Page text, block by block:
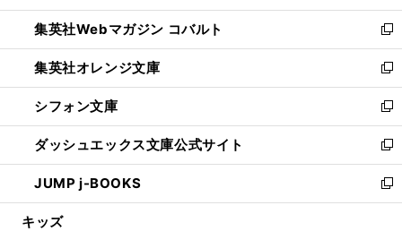
開
く
ウ
で
開
く
ン
ド
ウ
で
開
く
ウ
ィ
ン
ド
ウ
で
開
く
集英社Webマガジン コバルト
新
し
い
ウ
ィ
ン
ド
ウ
で
開
集英社オレンジ文庫
新
し
い
ウ
ィ
ン
ド
ウ
シフォン文庫
新
し
い
ウ
ィ
ン
ダッシュエックス文庫公式サイト
新
し
い
ウ
JUMP j-BOOKS
新
し
キッズ